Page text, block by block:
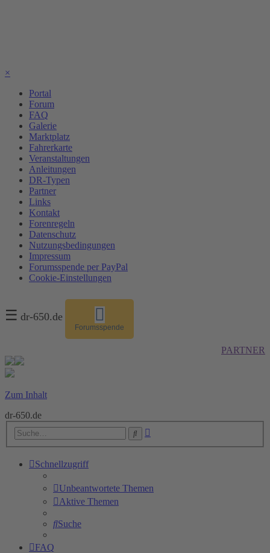
×
Portal
Forum
FAQ
Galerie
Marktplatz
Fahrerkarte
Veranstaltungen
Anleitungen
DR-Typen
Partner
Links
Kontakt
Forenregeln
Datenschutz
Nutzungsbedingungen
Impressum
Forumsspende per PayPal
Cookie-Einstellungen
☰ dr-650.de
Forumsspende
PARTNER
Zum Inhalt
dr-650.de
Suche
Schnellzugriff
Unbeantwortete Themen
Aktive Themen
Suche
FAQ